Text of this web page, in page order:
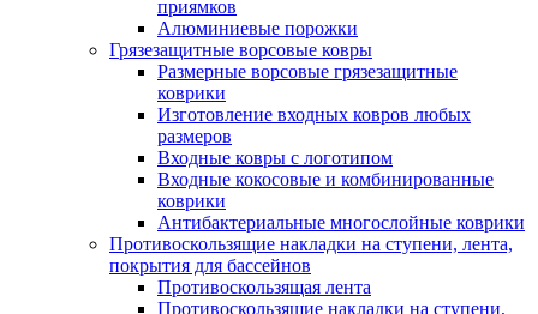
приямков
Алюминиевые порожки
Грязезащитные ворсовые ковры
Размерные ворсовые грязезащитные
коврики
Изготовление входных ковров любых
размеров
Входные ковры с логотипом
Входные кокосовые и комбинированные
коврики
Антибактериальные многослойные коврики
Противоскользящие накладки на ступени, лента,
покрытия для бассейнов
Противоскользящая лента
Противоскользящие накладки на ступени,